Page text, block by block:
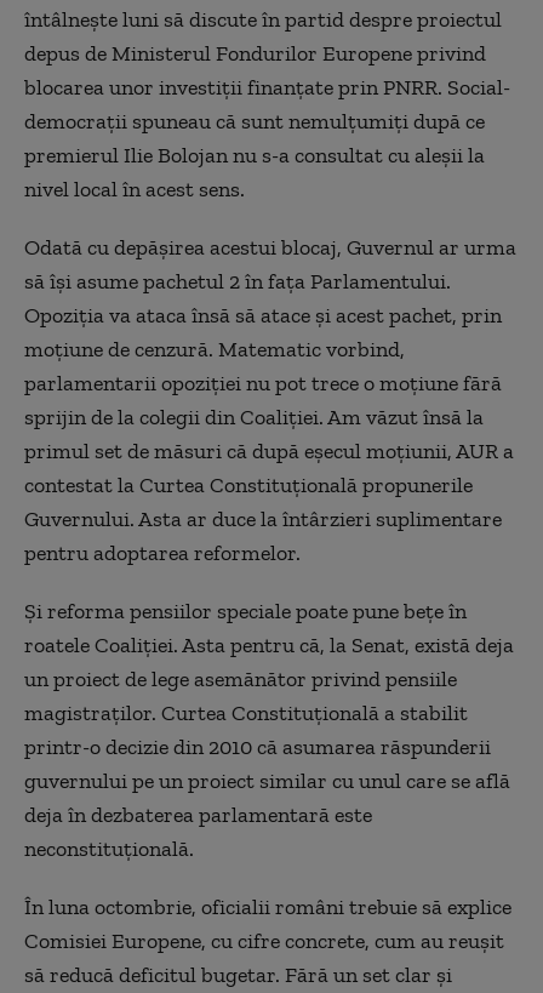
întâlnește luni să discute în partid despre proiectul
depus de Ministerul Fondurilor Europene privind
blocarea unor investiții finanțate prin PNRR. Social-
democrații spuneau că sunt nemulțumiți după ce
premierul Ilie Bolojan nu s-a consultat cu aleșii la
nivel local în acest sens.
Odată cu depășirea acestui blocaj, Guvernul ar urma
să își asume pachetul 2 în fața Parlamentului.
Opoziția va ataca însă să atace și acest pachet, prin
moțiune de cenzură. Matematic vorbind,
parlamentarii opoziției nu pot trece o moțiune fără
sprijin de la colegii din Coaliției. Am văzut însă la
primul set de măsuri că după eșecul moțiunii, AUR a
contestat la Curtea Constituțională propunerile
Guvernului. Asta ar duce la întârzieri suplimentare
pentru adoptarea reformelor.
Și reforma pensiilor speciale poate pune bețe în
roatele Coaliției. Asta pentru că, la Senat, există deja
un proiect de lege asemănător privind pensiile
magistraților. Curtea Constituțională a stabilit
printr-o decizie din 2010 că asumarea răspunderii
guvernului pe un proiect similar cu unul care se află
deja în dezbaterea parlamentară este
neconstituțională.
În luna octombrie, oficialii români trebuie să explice
Comisiei Europene, cu cifre concrete, cum au reușit
să reducă deficitul bugetar. Fără un set clar și